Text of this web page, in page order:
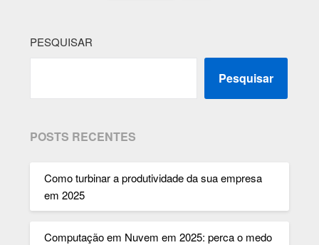
PESQUISAR
Pesquisar
POSTS RECENTES
Como turbinar a produtividade da sua empresa
em 2025
Computação em Nuvem em 2025: perca o medo